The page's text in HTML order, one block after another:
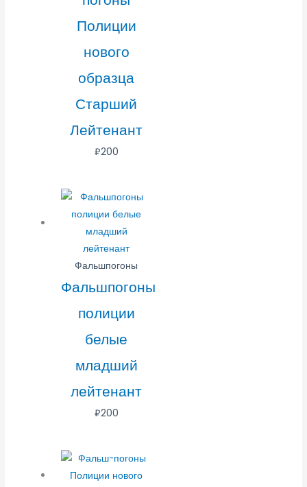
Полиции
нового
образца
Старший
Лейтенант
₽200
Фальшпогоны
Фальшпогоны
полиции
белые
младший
лейтенант
₽200